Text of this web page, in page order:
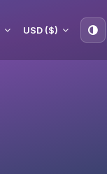
USD ($)